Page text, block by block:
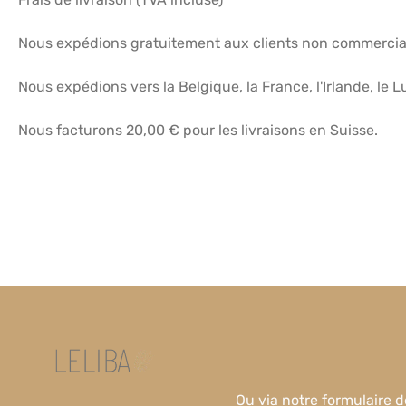
Nous expédions gratuitement aux clients non
Nous expédions vers la Belgique, la France, l'Irlande, le
Nous facturons 20,00 € pour les livraisons en Suisse.
Ou via notre formulaire